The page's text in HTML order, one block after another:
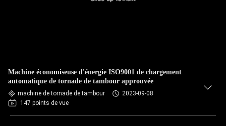
Machine économiseuse d'énergie ISO9001 de chargement
automatique de tornade de tambour approuvée
machine de tornade de tambour
2023-09-08
147 points de vue